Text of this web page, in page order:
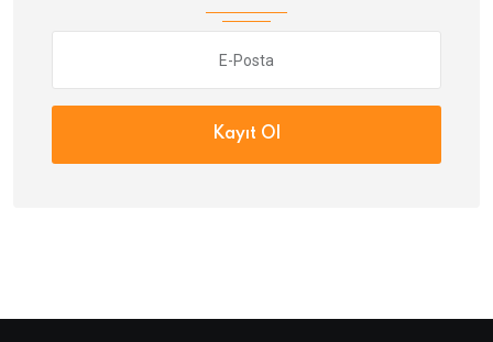
Kayıt Ol